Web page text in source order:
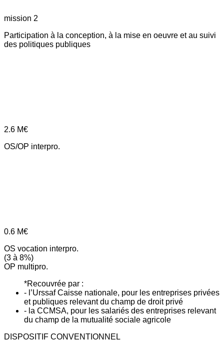
mission 2
Participation à la conception, à la mise en oeuvre et au suivi
des politiques publiques
2.6 M€
OS/OP interpro.
0.6 M€
OS vocation interpro.
(3 à 8%)
OP multipro.
*Recouvrée par :
- l’Urssaf Caisse nationale, pour les entreprises privées
et publiques relevant du champ de droit privé
- la CCMSA, pour les salariés des entreprises relevant
du champ de la mutualité sociale agricole
DISPOSITIF CONVENTIONNEL